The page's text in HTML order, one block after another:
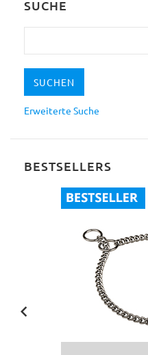
SUCHE
Erweiterte Suche
BESTSELLERS